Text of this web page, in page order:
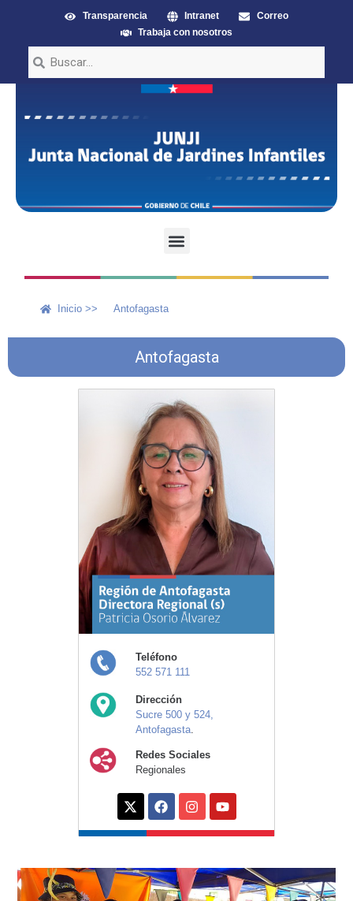
Transparencia Intranet
Correo
Trabaja con nosotros
Inicio >> Antofagasta
Antofagasta
Teléfono
552 571 111
Dirección
Sucre 500 y 524,
Antofagasta
Redes Sociales
Regionales